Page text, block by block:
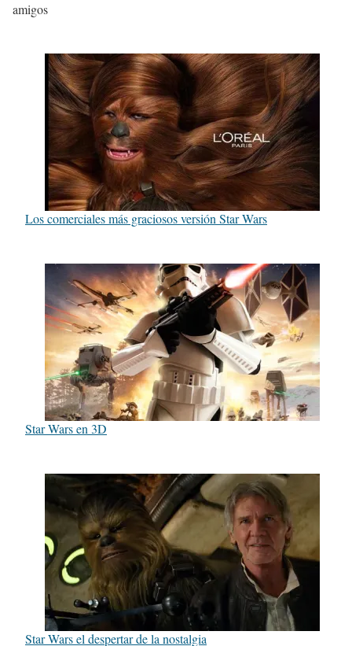
amigos
Los comerciales más graciosos versión Star Wars
Star Wars en 3D
Star Wars el despertar de la nostalgia